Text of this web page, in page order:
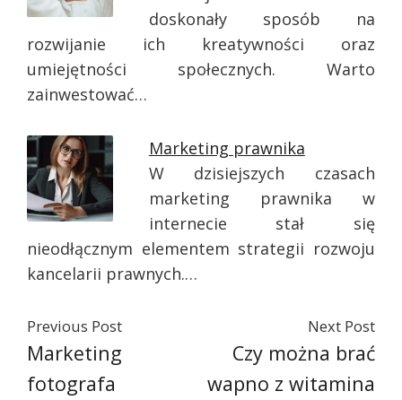
doskonały sposób na
rozwijanie ich kreatywności oraz
umiejętności społecznych. Warto
zainwestować…
Marketing prawnika
W dzisiejszych czasach
marketing prawnika w
internecie stał się
nieodłącznym elementem strategii rozwoju
kancelarii prawnych.…
Previous Post
Marketing
fotografa
Next Post
Czy można brać
wapno z witamina